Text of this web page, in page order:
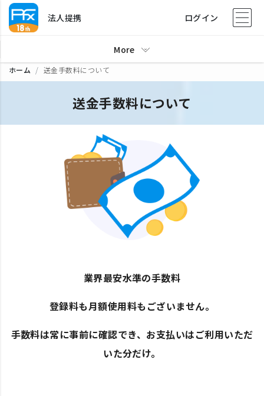
法人提携 ログイン
More
ホーム 送金手数料について
送金手数料について
業界最安水準の手数料
登録料も月額使用料もございません。
手数料は常に事前に確認でき、お支払いはご利用いただ
いた分だけ。